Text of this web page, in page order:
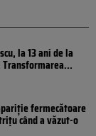
la 13 ani de la
fermecătoare
când a văzut-o